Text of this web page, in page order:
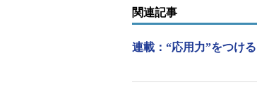
aptの主なオプショ
関連記事
連載：“応用力”をつけ